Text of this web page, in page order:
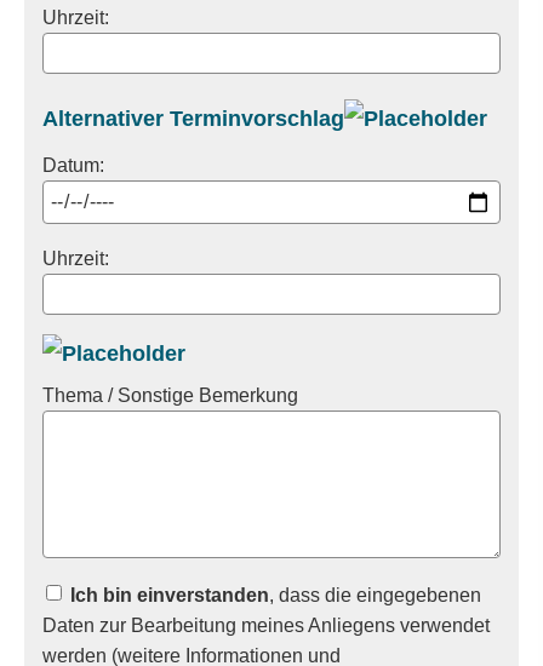
Uhrzeit:
Alternativer Terminvorschlag
Datum:
Uhrzeit:
Thema / Sonstige Bemerkung
Ich bin einverstanden, dass die eingegebenen
Daten zur Bearbeitung meines Anliegens verwendet
werden (weitere Informationen und